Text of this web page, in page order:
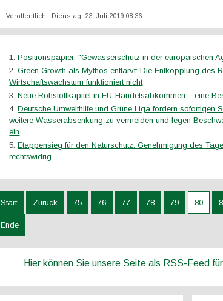
Veröffentlicht: Dienstag, 23. Juli 2019 08:36
Positionspapier: "Gewässerschutz in der europäischen
Green Growth als Mythos entlarvt: Die Entkopplung des
Wirtschaftswachstum funktioniert nicht
Neue Rohstoffkapitel in EU-Handelsabkommen – eine
Deutsche Umwelthilfe und Grüne Liga fordern sofortigen
weitere Wasserabsenkung zu vermeiden und legen
ein
Etappensieg für den Naturschutz: Genehmigung des
rechtswidrig
Start Zurück 75 76 77 78 79 80
Ende
Hier können Sie unsere Seite als RSS-Feed